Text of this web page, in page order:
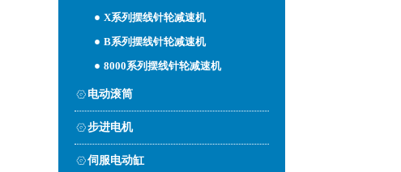
X系列摆线针轮减速机
B系列摆线针轮减速机
8000系列摆线针轮减速机
电动滚筒
步进电机
伺服电动缸